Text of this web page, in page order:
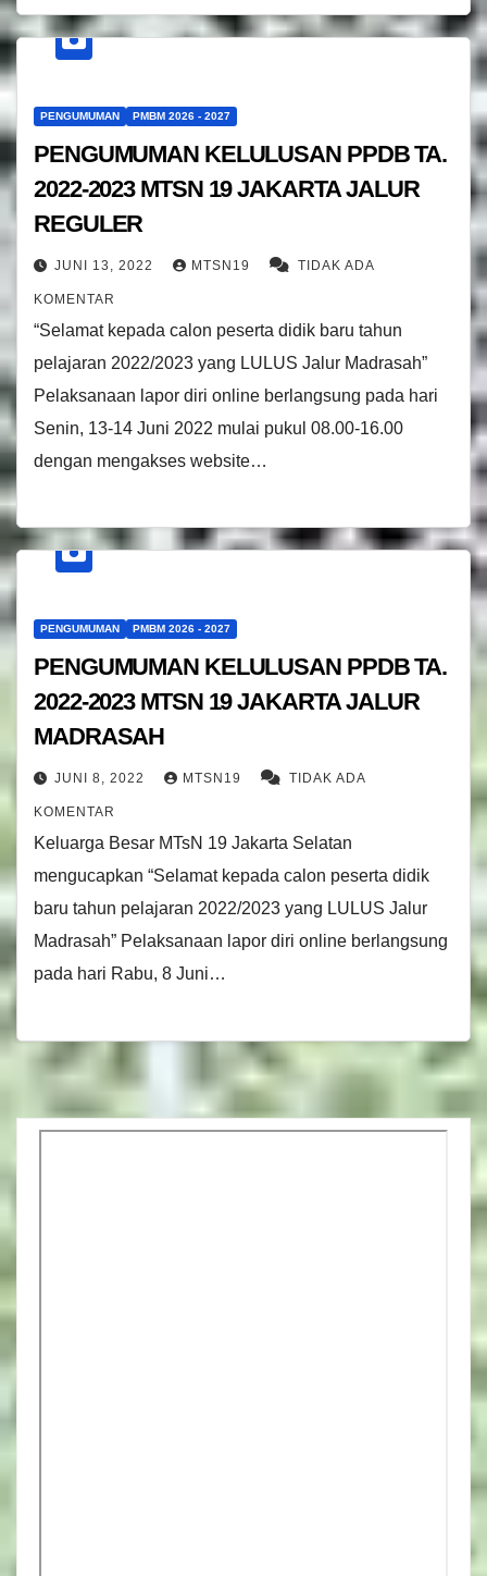
PENGUMUMAN PMBM 2026 - 2027
PENGUMUMAN KELULUSAN PPDB TA.
2022-2023 MTSN 19 JAKARTA JALUR
REGULER
JUNI 13, 2022 MTSN19 TIDAK ADA
KOMENTAR
“Selamat kepada calon peserta didik baru tahun
pelajaran 2022/2023 yang LULUS Jalur Madrasah”
Pelaksanaan lapor diri online berlangsung pada hari
Senin, 13-14 Juni 2022 mulai pukul 08.00-16.00
dengan mengakses website…
PENGUMUMAN PMBM 2026 - 2027
PENGUMUMAN KELULUSAN PPDB TA.
2022-2023 MTSN 19 JAKARTA JALUR
MADRASAH
JUNI 8, 2022 MTSN19 TIDAK ADA
KOMENTAR
Keluarga Besar MTsN 19 Jakarta Selatan
mengucapkan “Selamat kepada calon peserta didik
baru tahun pelajaran 2022/2023 yang LULUS Jalur
Madrasah” Pelaksanaan lapor diri online berlangsung
pada hari Rabu, 8 Juni…